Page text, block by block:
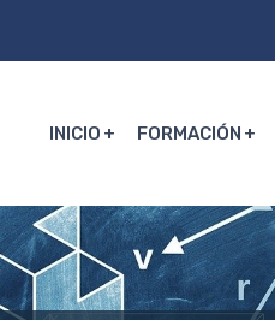
INICIO FORMACIÓN